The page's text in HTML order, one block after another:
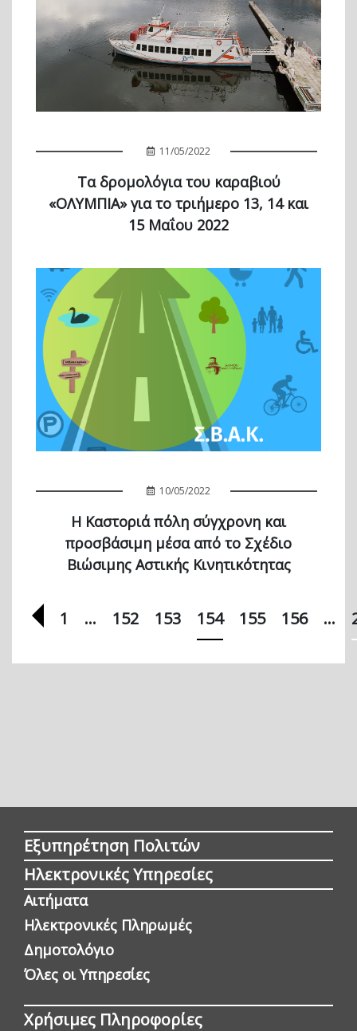
11/05/2022
Τα δρομολόγια του καραβιού
«ΟΛΥΜΠΙΑ» για το τριήμερο 13, 14 και
15 Μαΐου 2022
10/05/2022
Η Καστοριά πόλη σύγχρονη και
προσβάσιμη μέσα από το Σχέδιο
Βιώσιμης Αστικής Κινητικότητας
Προηγούμενη σελίδα
1 … 152 153 154 155 156 …
Εξυπηρέτηση Πολιτών
Ηλεκτρονικές Υπηρεσίες
Αιτήματα
Ηλεκτρονικές Πληρωμές
Δημοτολόγιο
Όλες οι Yπηρεσίες
Χρήσιμες Πληροφορίες